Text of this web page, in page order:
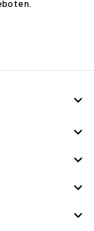




